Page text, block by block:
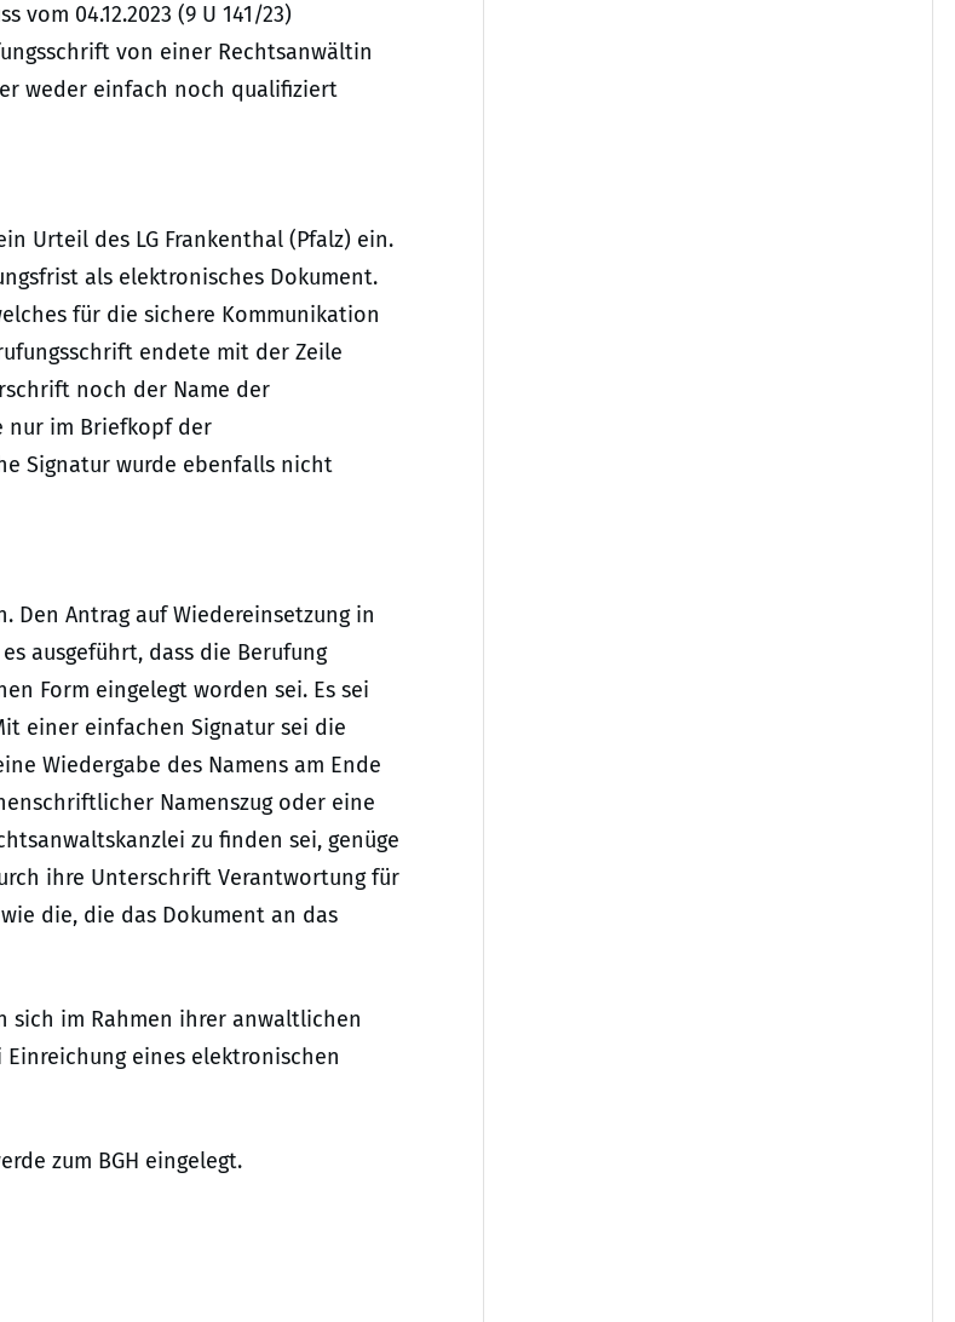
04.12.2023 (9 U 141/23)
von einer Rechtsanwältin
weder einfach noch qualifiziert
Urteil des LG Frankenthal (Pfalz) ein.
als elektronisches Dokument.
für die sichere Kommunikation
endete mit der Zeile
noch der Name der
nur im Briefkopf der
Signatur wurde ebenfalls nicht
Den Antrag auf Wiedereinsetzung in
ausgeführt, dass die Berufung
Form eingelegt worden sei. Es sei
einer einfachen Signatur sei die
Wiedergabe des Namens am Ende
Namenszug oder eine
zu finden sei, genüge
ihre Unterschrift Verantwortung für
die, die das Dokument an das
sich im Rahmen ihrer anwaltlichen
eines elektronischen
zum BGH eingelegt.